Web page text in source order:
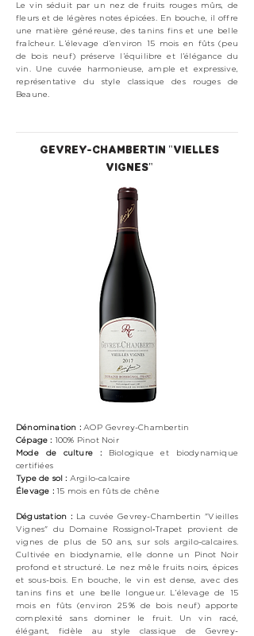
Le vin séduit par un nez de fruits rouges mûrs, de
fleurs et de légères notes épicées. En bouche, il offre
une matière généreuse, des tanins fins et une belle
fraîcheur. L’élevage d’environ 15 mois en fûts (peu
de bois neuf) préserve l’équilibre et l’élégance du
vin. Une cuvée harmonieuse, ample et expressive,
représentative du style classique des rouges de
Beaune.
GEVREY-CHAMBERTIN "VIELLES
VIGNES"
Dénomination : AOP Gevrey-Chambertin
Cépage : 100% Pinot Noir
Mode de culture :
Biologiqueet biodynamique
certifiées
Type de sol : Argilo-calcaire
Élevage : 15 mois en fûts de chêne
Dégustation : La cuvée Gevrey-Chambertin "Vieilles
Vignes" du Domaine Rossignol‑Trapet provient de
vignes de plus de 50 ans, sur sols argilo-calcaires.
Cultivée en biodynamie, elle donne un Pinot Noir
profond et structuré. Le nez mêle fruits noirs, épices
et sous-bois. En bouche, le vin est dense, avec des
tanins fins et une belle longueur. L’élevage de 15
mois en fûts (environ 25 % de bois neuf) apporte
complexité sans dominer le fruit. Un vin racé,
élégant, fidèle au style classique de Gevrey-